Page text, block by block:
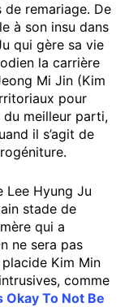
remariage. De
à son insu dans
qui gère sa vie
la carrière
Mi Jin (Kim
pour
meilleur parti,
il s’agit de
Lee Hyung Ju
stade de
qui a
ne sera pas
Kim Min
comme
Okay To Not Be